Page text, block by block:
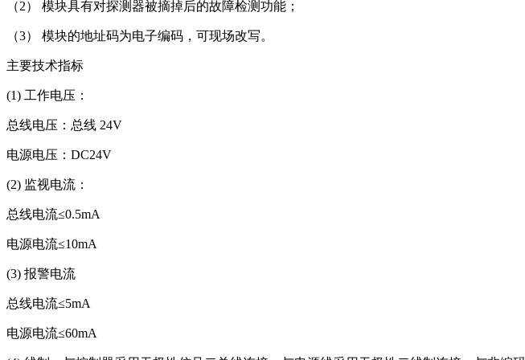
（2） 模块具有对探测器被摘掉后的故障检测功能；
（3） 模块的地址码为电子编码，可现场改写。
主要技术指标
(1) 工作电压：
总线电压：总线 24V
电源电压：DC24V
(2) 监视电流：
总线电流≤0.5mA
电源电流≤10mA
(3) 报警电流
总线电流≤5mA
电源电流≤60mA